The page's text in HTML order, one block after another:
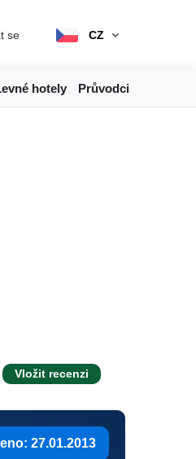
se CZ
hotely Průvodci
Vložit recenzi
27.01.2013